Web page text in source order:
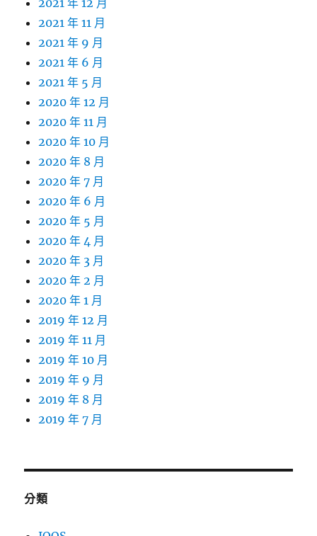
2021 年 12 月
2021 年 11 月
2021 年 9 月
2021 年 6 月
2021 年 5 月
2020 年 12 月
2020 年 11 月
2020 年 10 月
2020 年 8 月
2020 年 7 月
2020 年 6 月
2020 年 5 月
2020 年 4 月
2020 年 3 月
2020 年 2 月
2020 年 1 月
2019 年 12 月
2019 年 11 月
2019 年 10 月
2019 年 9 月
2019 年 8 月
2019 年 7 月
分類